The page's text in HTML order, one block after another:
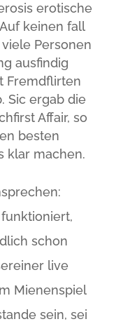
erotische
keinen fall
Personen
ausfindig
Fremdflirten
Sic ergab die
Affair, so
besten
klar machen.
schon
live
Mienenspiel
sein, sei